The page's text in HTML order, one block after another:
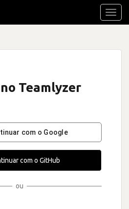
Teamlyzer
com o Google
com o GitHub
ou